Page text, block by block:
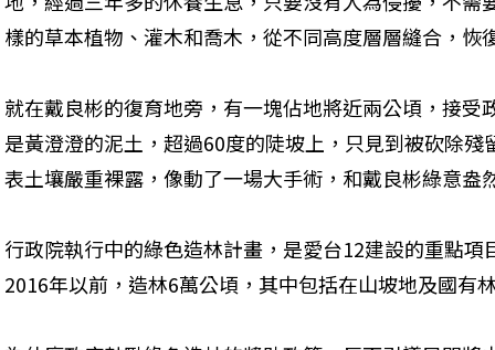
樣的草本植物、灌木和喬木，從不同高度層層縫合，恢
就在戴良彬的復育地旁，有一塊佔地將近兩公頃，接受
是黃澄澄的泥土，超過60度的陡坡上，只見到被砍除
表土壤嚴重裸露，像動了一場大手術，和戴良彬綠意盎
行政院執行中的綠色造林計畫，是愛台12建設的重點
2016年以前，造林6萬公頃，其中包括在山坡地及國有